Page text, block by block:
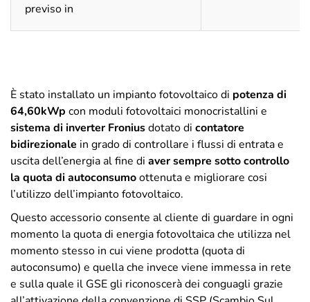
previso in
È stato installato un impianto fotovoltaico di potenza di
64,60kWp con moduli fotovoltaici monocristallini e
sistema di inverter Froniusdotato di contatore
bidirezionale in grado di controllare i flussi di entrata e
uscita dell’energia al fine di aver sempre sotto controllo
la quota di autoconsumoottenuta e migliorare cosi
l’utilizzo dell’impianto fotovoltaico.
Questo accessorio consente al cliente di guardare in ogni
momento la quota di energia fotovoltaica che utilizza nel
momento stesso in cui viene prodotta (quota di
autoconsumo) e quella che invece viene immessa in rete
e sulla quale il GSE gli riconoscerà dei conguagli grazie